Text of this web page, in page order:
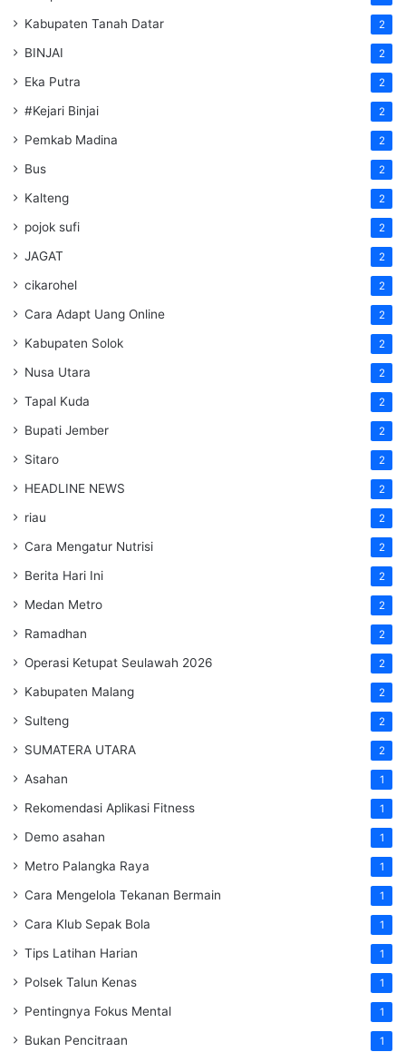
Kabupaten Tanah Datar 2
BINJAI 2
Eka Putra 2
#Kejari Binjai 2
Pemkab Madina 2
Bus 2
Kalteng 2
pojok sufi 2
JAGAT 2
cikarohel 2
Cara Adapt Uang Online 2
Kabupaten Solok 2
Nusa Utara 2
Tapal Kuda 2
Bupati Jember 2
Sitaro 2
HEADLINE NEWS 2
riau 2
Cara Mengatur Nutrisi 2
Berita Hari Ini 2
Medan Metro 2
Ramadhan 2
Operasi Ketupat Seulawah 2026 2
Kabupaten Malang 2
Sulteng 2
SUMATERA UTARA 2
Asahan 1
Rekomendasi Aplikasi Fitness 1
Demo asahan 1
Metro Palangka Raya 1
Cara Mengelola Tekanan Bermain 1
Cara Klub Sepak Bola 1
Tips Latihan Harian 1
Polsek Talun Kenas 1
Pentingnya Fokus Mental 1
Bukan Pencitraan 1